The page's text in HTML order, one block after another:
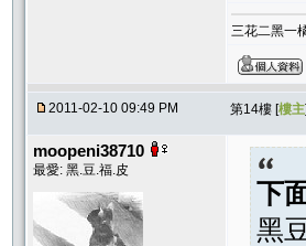
三花二黑一
2011-02-10 09:49 PM 第14樓 [樓主]
moopeni38710
最愛: 黑.豆.福.皮
下
黑